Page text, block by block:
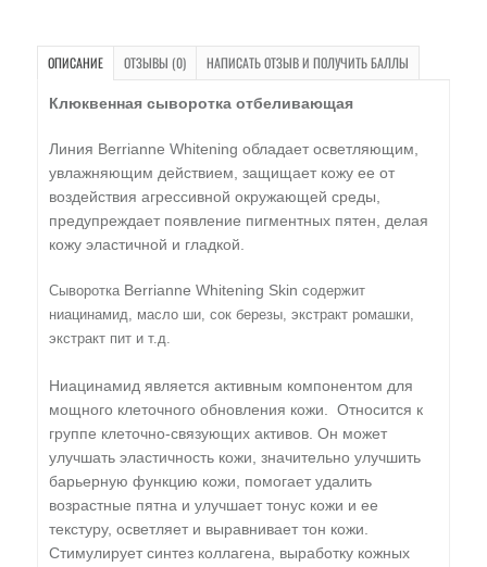
ОПИСАНИЕ ОТЗЫВЫ (0) НАПИСАТЬ ОТЗЫВ И ПОЛУЧИТЬ БАЛЛЫ
Клюквенная сыворотка отбеливающая
Линия Berrianne Whitening обладает осветляющим,
увлажняющим действием, защищает кожу ее от
воздействия агрессивной окружающей среды,
предупреждает появление пигментных пятен, делая
кожу эластичной и гладкой.
Сыворотка Berrianne Whitening Skin содержит
ниацинамид, масло ши, сок березы, экстракт ромашки,
экстракт пит и т.д.
Ниацинамид является активным компонентом для
мощного клеточного обновления кожи. Относится к
группе клеточно-связующих активов. Он может
улучшать эластичность кожи, значительно улучшить
барьерную функцию кожи, помогает удалить
возрастные пятна и улучшает тонус кожи и ее
текстуру, осветляет и выравнивает тон кожи.
Стимулирует синтез коллагена, выработку кожных